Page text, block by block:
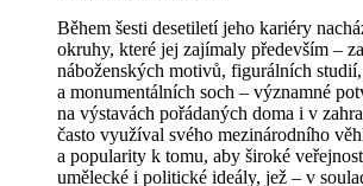
Během šesti desetiletí jeho kariéry
okruhy, které jej zajímaly především –
náboženských motivů, figurálních
a monumentálních soch – významné
na výstavách pořádaných doma i v
často využíval svého mezinárodního
a popularity k tomu, aby široké
umělecké i politické ideály, jež – v